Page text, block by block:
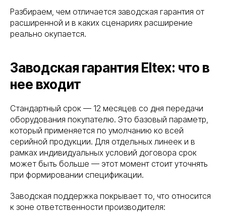
Разбираем, чем отличается заводская гарантия от
расширенной и в каких сценариях расширение
реально окупается.
Заводская гарантия Eltex: что в
нее входит
Стандартный срок — 12 месяцев со дня передачи
оборудования покупателю. Это базовый параметр,
который применяется по умолчанию ко всей
серийной продукции. Для отдельных линеек и в
рамках индивидуальных условий договора срок
может быть больше — этот момент стоит уточнять
при формировании спецификации.
Заводская поддержка покрывает то, что относится
к зоне ответственности производителя: